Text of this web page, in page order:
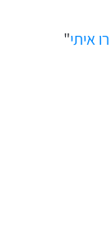
איתי"